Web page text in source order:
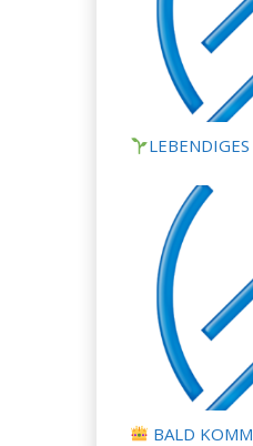
BALD